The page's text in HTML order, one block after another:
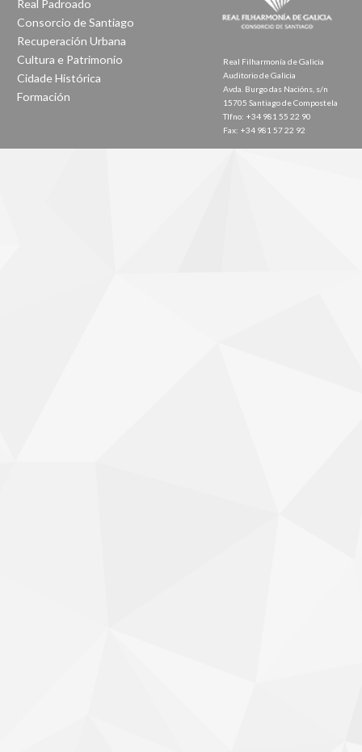
Real Padroado
Consorcio de Santiago
Recuperación Urbana
Cultura e Patrimonio
Cidade Histórica
Formación
Real Filharmonía de Galicia
Auditorio de Galicia
Avda. Burgo das Nacións, s/n
15705 Santiago de Compostela
Tlfno: +34 981 55 22 90
Fax: +34 981 57 22 92